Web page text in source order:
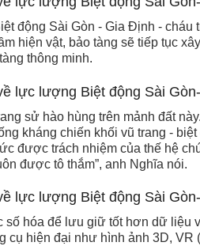
động Sài Gòn - Gia Định - cháu
hiện vật, bảo tàng sẽ tiếp tục
thông minh.
sử hào hùng trên mảnh đất
kháng chiến khối vũ trang -
được trách nhiệm của thế hệ
được tô thắm”, anh Nghĩa nói.
hóa để lưu giữ tốt hơn dữ liệu
hiện đại như hình ảnh 3D, VR